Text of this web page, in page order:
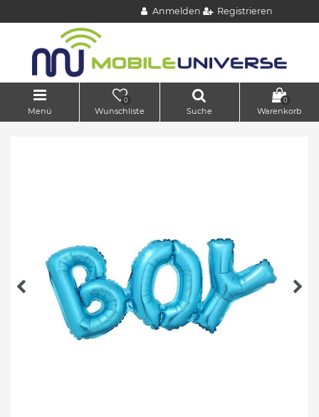
Anmelden Registrieren
Menü
0
Wunschliste Suche
0
Warenkorb